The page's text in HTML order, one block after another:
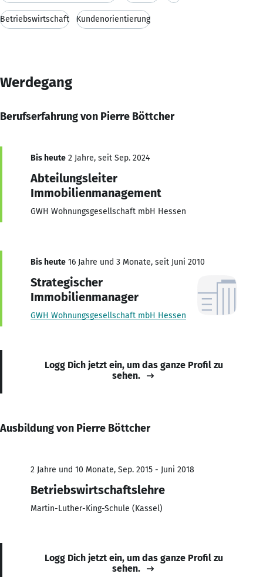
Betriebswirtschaft Kundenorientierung
Werdegang
Berufserfahrung von Pierre Böttcher
Bis heute 2 Jahre, seit Sep. 2024
Abteilungsleiter
Immobilienmanagement
GWH Wohnungsgesellschaft mbH Hessen
Bis heute 16 Jahre und 3 Monate, seit Juni 2010
Strategischer
Immobilienmanager
GWH Wohnungsgesellschaft mbH Hessen
Logg Dich jetzt ein, um das ganze Profil zu
sehen.
Ausbildung von Pierre Böttcher
2 Jahre und 10 Monate, Sep. 2015 - Juni 2018
Betriebswirtschaftslehre
Martin-Luther-King-Schule (Kassel)
Logg Dich jetzt ein, um das ganze Profil zu
sehen.